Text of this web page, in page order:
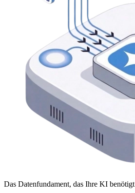
Das Datenfundament, das Ihre KI benötigt